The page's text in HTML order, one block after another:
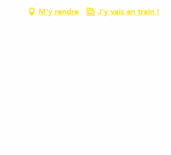
M'y rendre J'y vais en train !